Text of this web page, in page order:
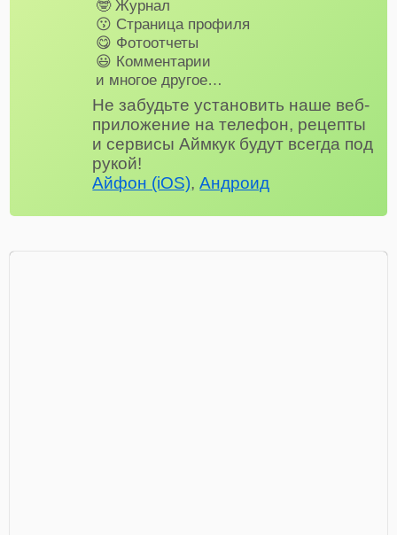
🤓 Журнал
😗 Страница профиля
😋 Фотоотчеты
😃 Комментарии
и многое другое…
Не забудьте установить наше веб-
приложение на телефон, рецепты
и сервисы Аймкук будут всегда под
рукой!
Айфон (iOS),Андроид